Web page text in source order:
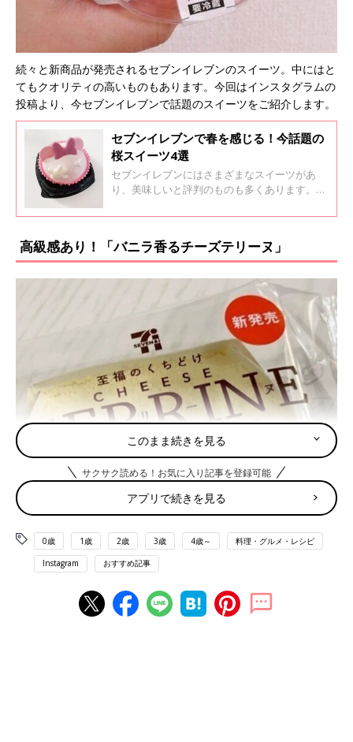
続々と新商品が発売されるセブンイレブンのスイーツ。中にはと
てもクオリティの高いものもあります。今回はインスタグラムの
投稿より、今セブンイレブンで話題のスイーツをご紹介します。
セブンイレブンで春を感じる！今話題の
桜スイーツ4選
セブンイレブンにはさまざまなスイーツがあ
り、美味しいと評判のものも多くあります。今
ラムの投稿よりご紹介します。洋風、和風のス
てください。
高級感あり！「バニラ香るチーズテリーヌ」
出典：Instagramアカウント「miyuki.kataoka」
このまま続きを見る
サクサク読める！お気に入り記事を登録可能
アプリで続きを見る
0歳 1歳 2歳 3歳 4歳～ 料理・グルメ・レシピ
Instagram おすすめ記事